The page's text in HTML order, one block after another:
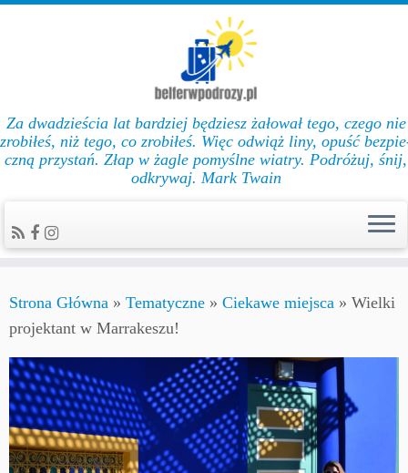
Za dwadzieścia lat bar­dziej będziesz żałował te­go, cze­go nie
zro­biłeś, niż te­go, co zro­biłeś. Więc od­wiąż li­ny, opuść
czną przys­tań. Złap w żag­le po­myślne wiat­ry. Podróżuj, śnij,
odkrywaj. Mark Twain
Strona Główna » Tematyczne » Ciekawe miejsca » Wielki
projektant w Marrakeszu!